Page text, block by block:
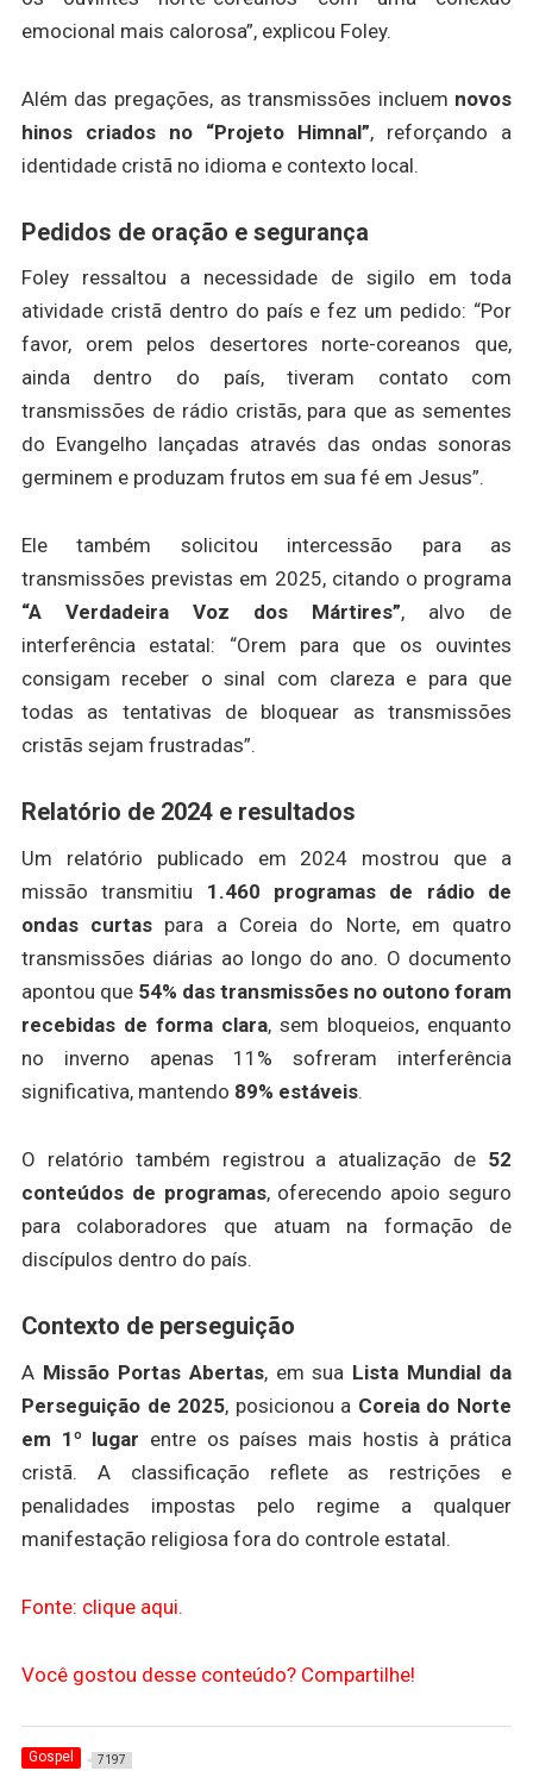
emocional mais calorosa”, explicou Foley.
Além das pregações, as transmissões incluem novos
hinos criados no “Projeto Himnal”, reforçando a
identidade cristã no idioma e contexto local.
Pedidos de oração e segurança
Foley ressaltou a necessidade de sigilo em toda
atividade cristã dentro do país e fez um pedido: “Por
favor, orem pelos desertores norte-coreanos que,
ainda dentro do país, tiveram contato com
transmissões de rádio cristãs, para que as sementes
do Evangelho lançadas através das ondas sonoras
germinem e produzam frutos em sua fé em Jesus”.
Ele também solicitou intercessão para as
transmissões previstas em 2025, citando o programa
“A Verdadeira Voz dos Mártires”, alvo de
interferência estatal: “Orem para que os ouvintes
consigam receber o sinal com clareza e para que
todas as tentativas de bloquear as transmissões
cristãs sejam frustradas”.
Relatório de 2024 e resultados
Um relatório publicado em 2024 mostrou que a
missão transmitiu 1.460 programas de rádio de
ondas curtas para a Coreia do Norte, em quatro
transmissões diárias ao longo do ano. O documento
apontou que 54% das transmissões no outono foram
recebidas de forma clara, sem bloqueios, enquanto
no inverno apenas 11% sofreram interferência
significativa, mantendo 89% estáveis.
O relatório também registrou a atualização de 52
conteúdos de programas, oferecendo apoio seguro
para colaboradores que atuam na formação de
discípulos dentro do país.
Contexto de perseguição
A Missão Portas Abertas, em sua Lista Mundial da
Perseguição de 2025, posicionou a Coreia do Norte
em 1º lugar entre os países mais hostis à prática
cristã. A classificação reflete as restrições e
penalidades impostas pelo regime a qualquer
manifestação religiosa fora do controle estatal.
Fonte: clique aqui.
Você gostou desse conteúdo? Compartilhe!
Gospel 7197